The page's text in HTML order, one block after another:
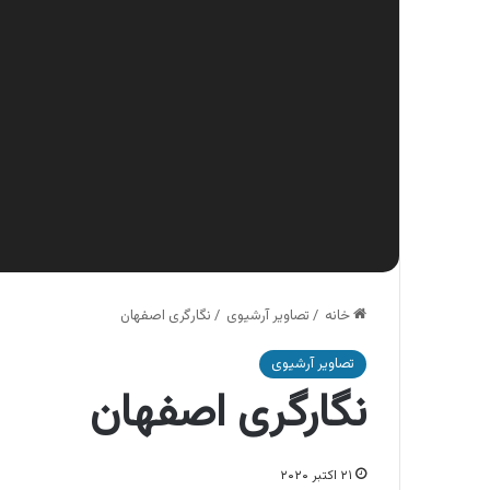
خانه / تصاویر آرشیوی / نگارگری اصفهان
تصاویر آرشیوی
نگارگری اصفهان
۲۱ اکتبر ۲۰۲۰